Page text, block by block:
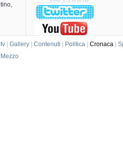
Gallery Contenuti Politica Cronaca